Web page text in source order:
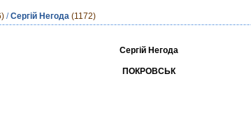
/Сергій Негода (1172)
Сергій Негода
ПОКРОВСЬК